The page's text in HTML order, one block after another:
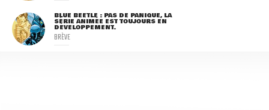
BLUE BEETLE : PAS DE PANIQUE, LA
SÉRIE ANIMÉE EST TOUJOURS EN
DÉVELOPPEMENT.
BRÈVE